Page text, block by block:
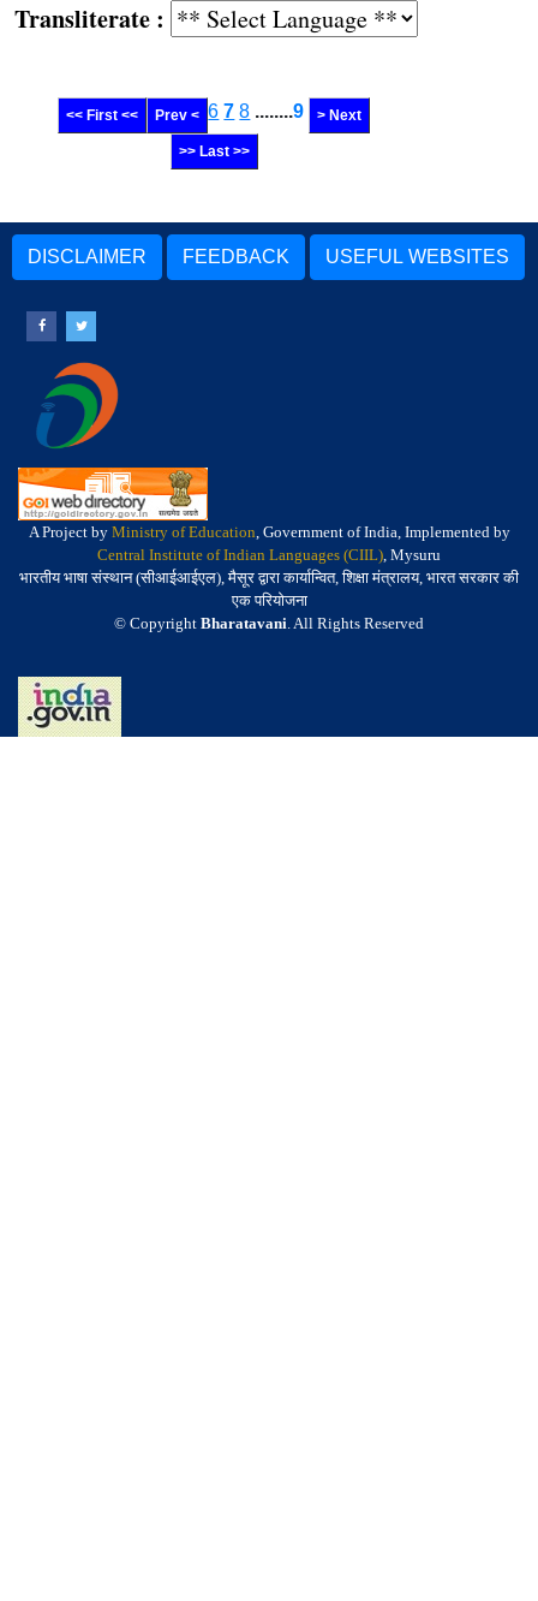
:
<< First << Prev < 6 7 8 ........9 > Next
>> Last >>
DISCLAIMER FEEDBACK USEFUL WEBSITES
A Project by Ministry of Education, Government of India, Implemented by
Central Institute of Indian Languages (CIIL), Mysuru
भारतीय भाषा संस्थान (सीआईआईएल), मैसूर द्वारा कार्यान्वित, शिक्षा मंत्रालय, भारत सरकार की
एक परियोजना
© Copyright Bharatavani. All Rights Reserved